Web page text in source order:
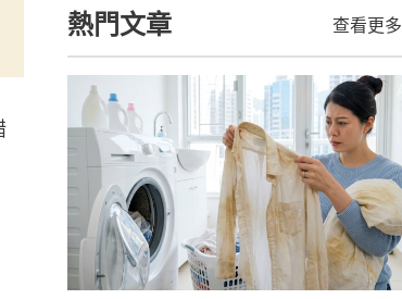
熱門文章 查看更多